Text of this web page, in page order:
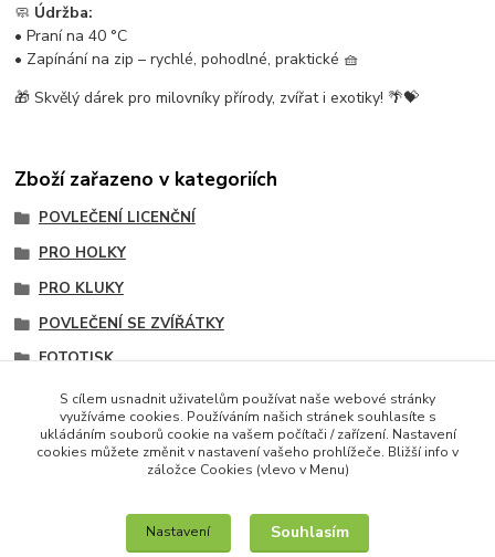
🧼 Údržba:
• Praní na 40 °C
• Zapínání na zip – rychlé, pohodlné, praktické 🧺
🎁 Skvělý dárek pro milovníky přírody, zvířat i exotiky! 🌴💝
Zboží zařazeno v kategoriích
POVLEČENÍ LICENČNÍ
PRO HOLKY
PRO KLUKY
POVLEČENÍ SE ZVÍŘÁTKY
FOTOTISK
PRO TEENAGERY
BAVLNA PREMIUM DE LUXE
IT služby na míru / unilogo.cz
S cílem usnadnit uživatelům používat naše webové stránky
využíváme cookies. Používáním našich stránek souhlasíte s
ukládáním souborů cookie na vašem počítači / zařízení. Nastavení
cookies můžete změnit v nastavení vašeho prohlížeče. Bližší info v
záložce Cookies (vlevo v Menu)
Nastavení Souhlasím